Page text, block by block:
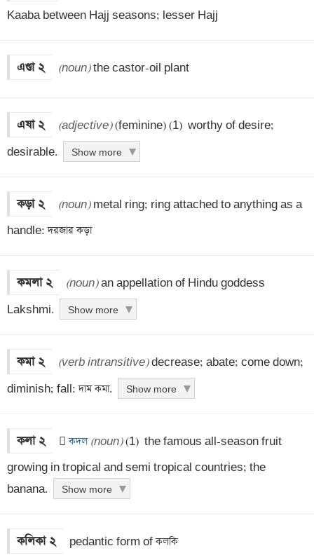
Kaaba between Hajj seasons; lesser Hajj
এণ্ডা ২ (noun) the castor-oil plant
এষা ২ (adjective) (feminine) (1)  worthy of desire;
desirable.
Show more
কড়া ২ (noun) metal ring; ring attached to anything as a
handle: দরজার কড়া
কমলা ২ (noun) an appellation of Hindu goddess
Lakshmi.
Show more
কমা ২ (verb intransitive) decrease; abate; come down;
diminish; fall: দাম কমা.
Show more
কলা ২  কদল (noun) (1)  the famous all-season fruit
growing in tropical and semi tropical countries; the
banana.
Show more
কলিকা ২ pedantic form of কলকি